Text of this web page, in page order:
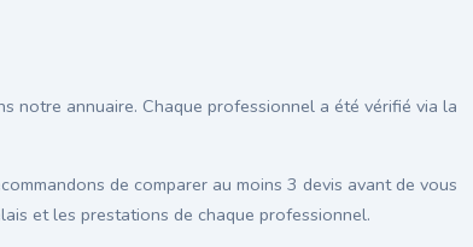
notre annuaire. Chaque professionnel a été vérifié via la
de comparer au moins 3 devis avant de vous
et les prestations de chaque professionnel.